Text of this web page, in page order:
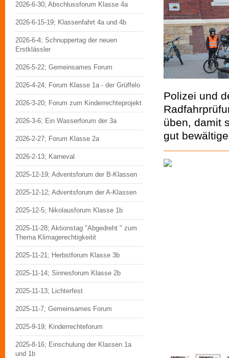
2026-6-30; Abschlussforum Klasse 4a
2026-6-15-19; Klassenfahrt 4a und 4b
2026-6-4; Schnuppertag der neuen
Erstklässler
2026-5-22; Gemeinsames Forum
2026-4-24; Forum Klasse 1a - der Grüffelo
2026-3-20; Forum zum Kinderrechteprojekt
2026-3-6; Ein Wasserforum der 3a
2026-2-27; Forum Klasse 2a
2026-2-13; Karneval
2025-12-19; Adventsforum der B-Klassen
2025-12-12; Adventsforum der A-Klassen
2025-12-5; Nikolausforum Klasse 1b
2025-11-28; Aktionstag "Abgedreht " zum
Thema Klimagerechtigkeitit
2025-11-21; Herbstforum Klasse 3b
2025-11-14; Sinnesforum Klasse 2b
2025-11-13; Lichterfest
2025-11-7; Gemeinsames Forum
2025-9-19; Kinderrechteforum
2025-8-16; Einschulung der Klassen 1a
und 1b
Polizei und
üben, damit
gut